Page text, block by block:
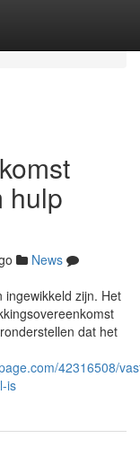
hulp
News
ingewikkeld zijn. Het
dat het
42316508/
is